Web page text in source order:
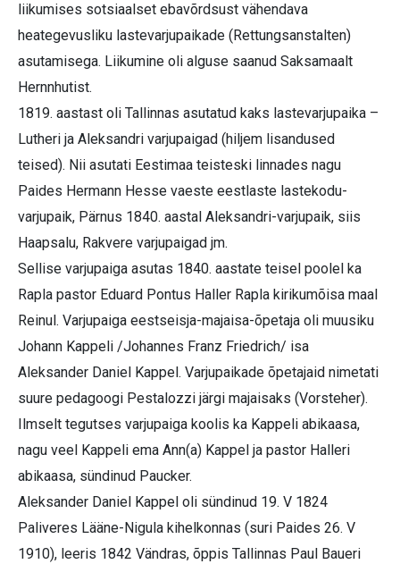
liikumises sotsiaalset ebavõrdsust vähendava
heategevusliku lastevarjupaikade (Rettungsanstalten)
asutamisega. Liikumine oli alguse saanud Saksamaalt
Hernnhutist.
1819. aastast oli Tallinnas asutatud kaks lastevarjupaika –
Lutheri ja Aleksandri varjupaigad (hiljem lisandused
teised). Nii asutati Eestimaa teisteski linnades nagu
Paides Hermann Hesse vaeste eestlaste lastekodu-
varjupaik, Pärnus 1840. aastal Aleksandri-varjupaik, siis
Haapsalu, Rakvere varjupaigad jm.
Sellise varjupaiga asutas 1840. aastate teisel poolel ka
Rapla pastor Eduard Pontus Haller Rapla kirikumõisa maal
Reinul. Varjupaiga eestseisja-majaisa-õpetaja oli muusiku
Johann Kappeli /Johannes Franz Friedrich/ isa
Aleksander Daniel Kappel. Varjupaikade õpetajaid nimetati
suure pedagoogi Pestalozzi järgi majaisaks (Vorsteher).
Ilmselt tegutses varjupaiga koolis ka Kappeli abikaasa,
nagu veel Kappeli ema Ann(a) Kappel ja pastor Halleri
abikaasa, sündinud Paucker.
Aleksander Daniel Kappel oli sündinud 19. V 1824
Paliveres Lääne-Nigula kihelkonnas (suri Paides 26. V
1910), leeris 1842 Vändras, õppis Tallinnas Paul Baueri